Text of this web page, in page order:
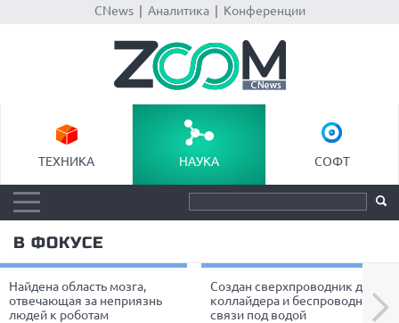
CNews| Аналитика| Конференции
ТЕХНИКА НАУКА СОФТ
В ФОКУСЕ
Найдена область мозга,
отвечающая за неприязнь
людей к роботам
Создан сверхпроводник для
коллайдера и беспроводной
связи под водой
Next